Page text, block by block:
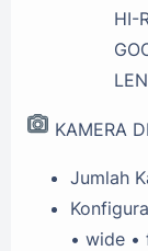
HI-
KAMERA
Jumlah
• wide •